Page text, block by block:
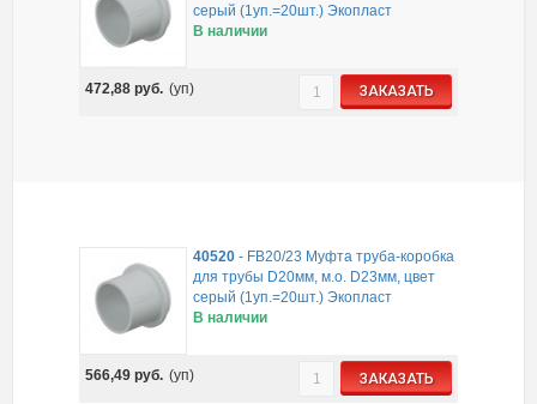
серый (1уп.=20шт.) Экопласт
В наличии
472,88 руб. (уп) ЗАКАЗАТЬ
40520- FB20/23 Муфта труба-коробка
для трубы D20мм, м.о. D23мм, цвет
серый (1уп.=20шт.) Экопласт
В наличии
566,49 руб. (уп) ЗАКАЗАТЬ